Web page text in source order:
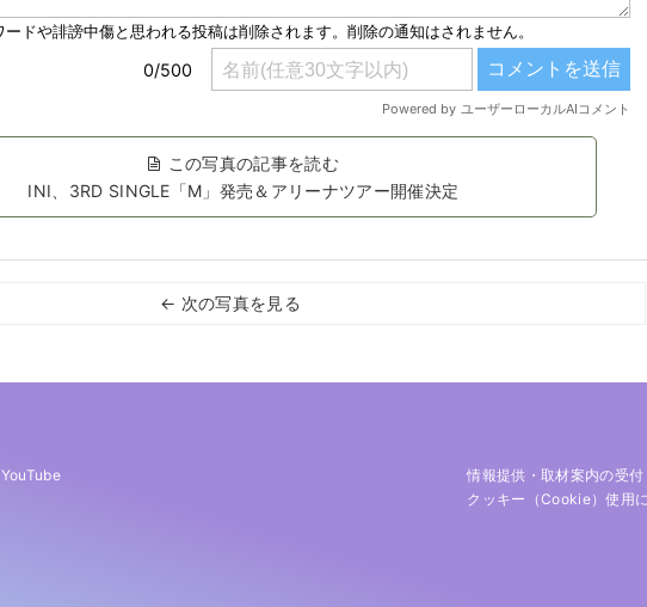
この写真の記事を読む
INI、3RD SINGLE「M」発売＆アリーナツアー開催決定
← 次の写真を見る
YouTube 情報提供・取材案内の受付
クッキー（cookie）使用